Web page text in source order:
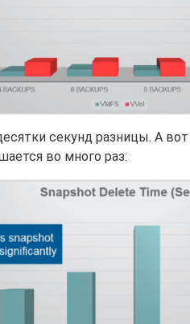
секунд разницы. А
во много раз: